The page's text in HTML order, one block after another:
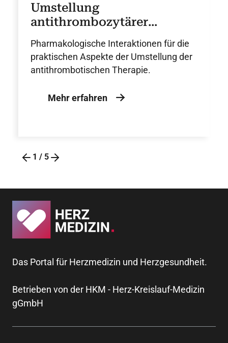
Umstellung
antithrombozytärer
Therapien: Interaktionen
und praktische
Durchführung – DGK
Pharmakologische Interaktionen für die
praktischen Aspekte der Umstellung der
antithrombotischen Therapie.
Mehr erfahren
1 / 5
Das Portal für Herzmedizin und Herzgesundheit.
Betrieben von der HKM - Herz-Kreislauf-Medizin
gGmbH